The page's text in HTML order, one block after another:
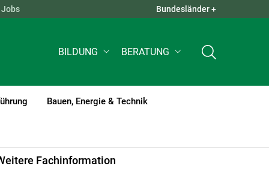
QUICK LINKS +
Jobs Bundesländer +
BILDUNG BERATUNG
Bauen, Energie & Technik
Fachinformation